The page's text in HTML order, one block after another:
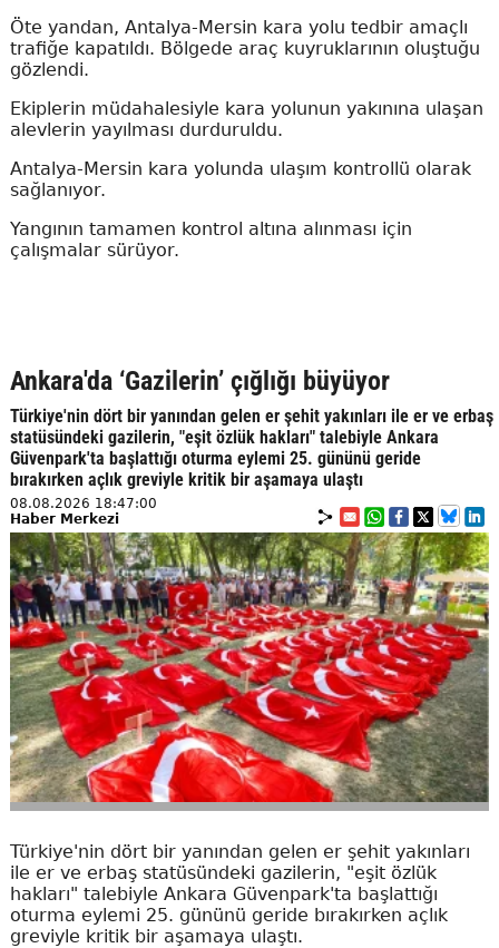
Öte yandan, Antalya-Mersin kara yolu tedbir amaçlı
trafiğe kapatıldı. Bölgede araç kuyruklarının oluştuğu
gözlendi.
Ekiplerin müdahalesiyle kara yolunun yakınına ulaşan
alevlerin yayılması durduruldu.
Antalya-Mersin kara yolunda ulaşım kontrollü olarak
sağlanıyor.
Yangının tamamen kontrol altına alınması için
çalışmalar sürüyor.
Ankara'da ‘Gazilerin’ çığlığı büyüyor
Türkiye'nin dört bir yanından gelen er şehit yakınları ile er ve erbaş
statüsündeki gazilerin, "eşit özlük hakları" talebiyle Ankara
Güvenpark'ta başlattığı oturma eylemi 25. gününü geride
bırakırken açlık greviyle kritik bir aşamaya ulaştı
08.08.2026 18:47:00
Haber Merkezi
Türkiye'nin dört bir yanından gelen er şehit yakınları
ile er ve erbaş statüsündeki gazilerin, "eşit özlük
hakları" talebiyle Ankara Güvenpark'ta başlattığı
oturma eylemi 25. gününü geride bırakırken açlık
greviyle kritik bir aşamaya ulaştı.